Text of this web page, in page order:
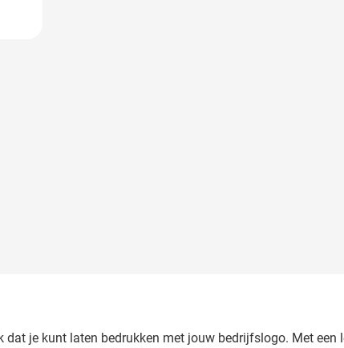
je kunt laten bedrukken met jouw bedrijfslogo. Met een